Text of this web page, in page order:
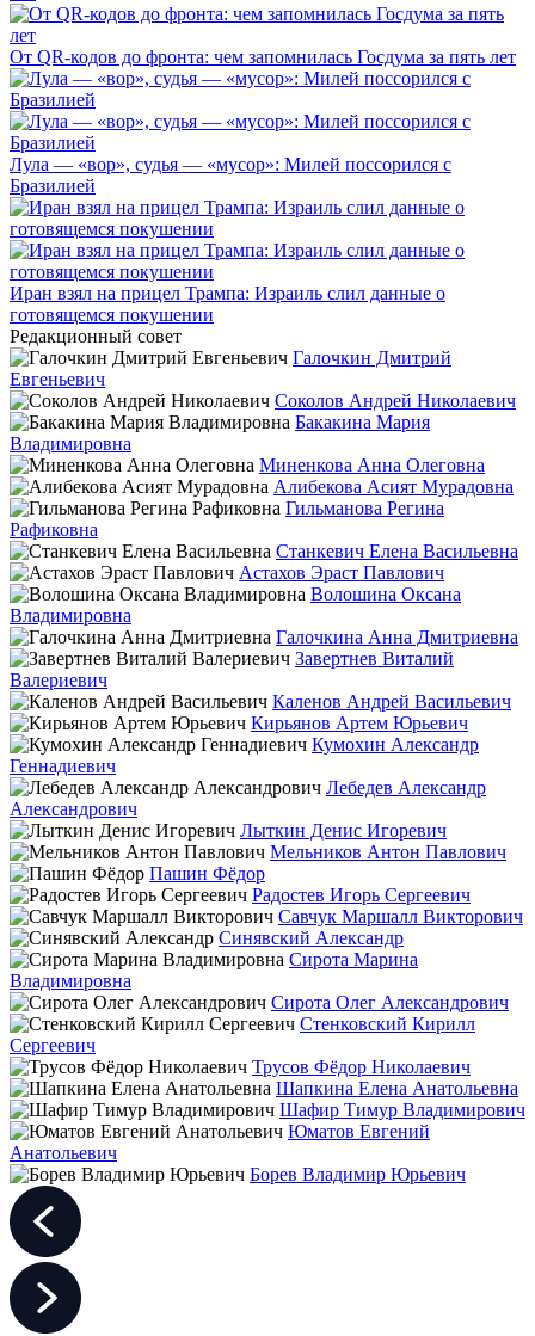
От QR-кодов до фронта: чем запомнилась Госдума за пять лет
Лула — «вор», судья — «мусор»: Милей поссорился с
Бразилией
Иран взял на прицел Трампа: Израиль слил данные о
готовящемся покушении
Редакционный совет
Галочкин Дмитрий
Евгеньевич
Соколов Андрей Николаевич
Бакакина Мария
Владимировна
Миненкова Анна Олеговна
Алибекова Асият Мурадовна
Гильманова Регина
Рафиковна
Станкевич Елена Васильевна
Астахов Эраст Павлович
Волошина Оксана
Владимировна
Галочкина Анна Дмитриевна
Завертнев Виталий
Валериевич
Каленов Андрей Васильевич
Кирьянов Артем Юрьевич
Кумохин Александр
Геннадиевич
Лебедев Александр
Александрович
Лыткин Денис Игоревич
Мельников Антон Павлович
Пашин Фёдор
Радостев Игорь Сергеевич
Савчук Маршалл Викторович
Синявский Александр
Сирота Марина
Владимировна
Сирота Олег Александрович
Стенковский Кирилл
Сергеевич
Трусов Фёдор Николаевич
Шапкина Елена Анатольевна
Шафир Тимур Владимирович
Юматов Евгений
Анатольевич
Борев Владимир Юрьевич